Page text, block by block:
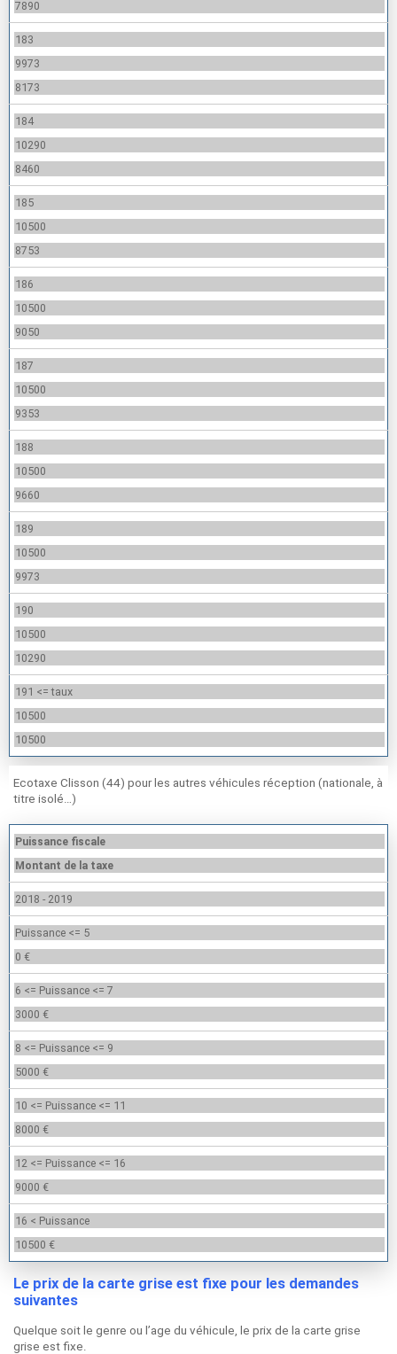
7890
183
9973
8173
184
10290
8460
185
10500
8753
186
10500
9050
187
10500
9353
188
10500
9660
189
10500
9973
190
10500
10290
191 <= taux
10500
10500
Ecotaxe Clisson (44) pour les autres véhicules réception (nationale, à
titre isolé…)
Puissance fiscale
Montant de la taxe
2018 - 2019
Puissance <= 5
0 €
6 <= Puissance <= 7
3000 €
8 <= Puissance <= 9
5000 €
10 <= Puissance <= 11
8000 €
12 <= Puissance <= 16
9000 €
16 < Puissance
10500 €
Le prix de la carte grise est fixe pour les demandes
suivantes
Quelque soit le genre ou l’age du véhicule, le prix de la carte grise
grise est fixe.